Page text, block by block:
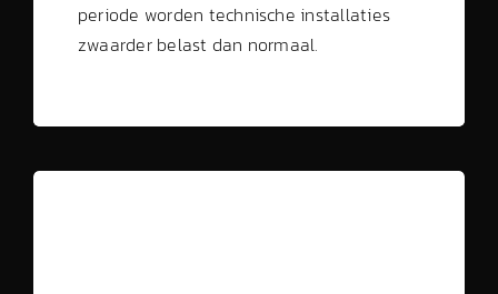
periode worden technische installaties
zwaarder belast dan normaal.